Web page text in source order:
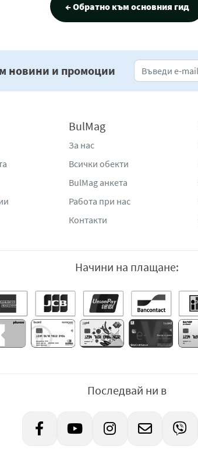
← Обратно към основния гид
новини и промоции
BulMag
За нас
Всички обекти
BulMag анкета
Работа при нас
Контакти
Начини на плащане:
Последвай ни в